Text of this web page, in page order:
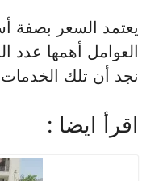
يعتمد السعر بصفة
العوامل أهمها عدد
نجد أن تلك
اقرأ ايضا :